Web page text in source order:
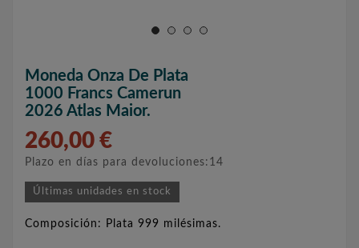
Moneda Onza De Plata
1000 Francs Camerun
2026 Atlas Maior.
260,00 €
Plazo en días para devoluciones:14
Últimas unidades en stock
Composición: Plata 999 milésimas.